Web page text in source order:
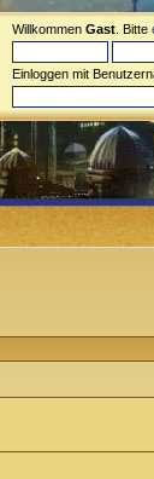
Willkommen Gast . Bitte
Einloggen mit